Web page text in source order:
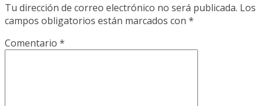
Tu dirección de correo electrónico no será publicada. Los
campos obligatorios están marcados con *
Comentario *